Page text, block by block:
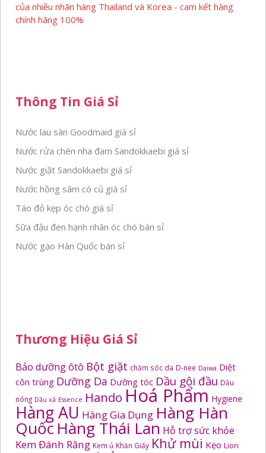
của nhiều nhãn hàng Thailand và Korea - cam kết hàng
chính hãng 100%
Thông Tin Giá Sỉ
Nước lau sàn Goodmaid giá sỉ
Nước rửa chén nha đam Sandokkaebi giá sỉ
Nước giặt Sandokkaebi giá sỉ
Nước hồng sâm có củ giá sỉ
Táo đỏ kẹp óc chó giá sỉ
Sữa đậu đen hạnh nhân óc chó bán sỉ
Nước gạo Hàn Quốc bán sỉ
Thương Hiệu Giá Sỉ
Bảo dưỡng ôtô Bột giặt chăm sóc da D-nee Daiwa Diệt
côn trùng Dưỡng Da Dưỡng tóc Dầu gội đầu Dầu
nóng Dầu xả Essence Hando Hoá Phẩm Hygiene
Hàng AU Hàng Gia Dụng Hàng Hàn
Quốc Hàng Thái Lan Hỗ trợ sức khỏe
Kem Đánh Răng Kem ủ Khăn Giấy Khử mùi Kẹo Lion